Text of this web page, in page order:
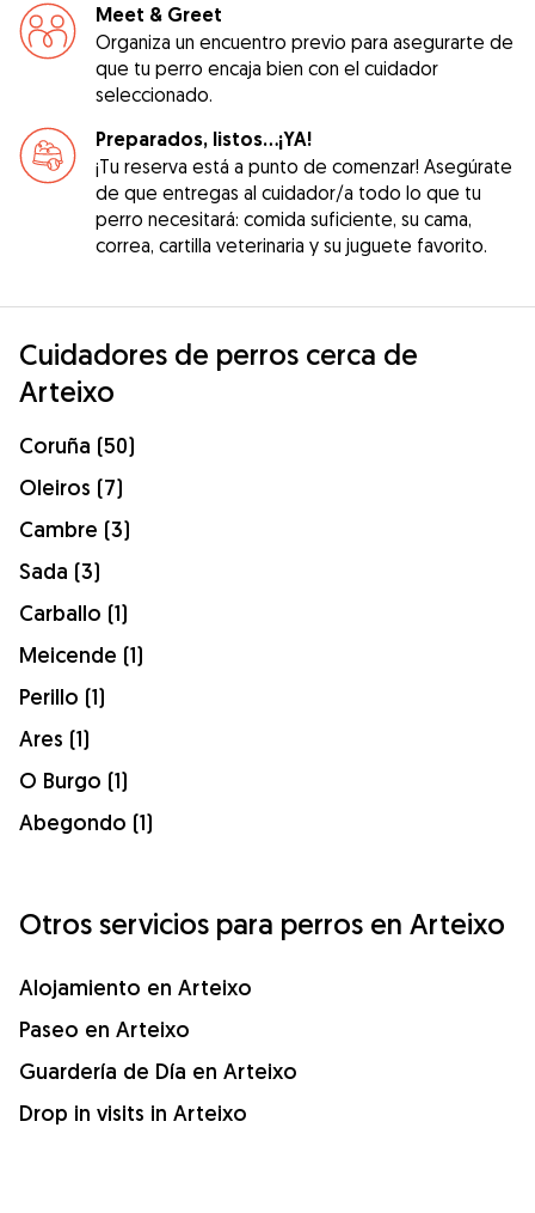
Meet & Greet
Organiza un encuentro previo para asegurarte de
que tu perro encaja bien con el cuidador
seleccionado.
Preparados, listos...¡YA!
¡Tu reserva está a punto de comenzar! Asegúrate
de que entregas al cuidador/a todo lo que tu
perro necesitará: comida suficiente, su cama,
correa, cartilla veterinaria y su juguete favorito.
Cuidadores de perros cerca de
Arteixo
Coruña (50)
Oleiros (7)
Cambre (3)
Sada (3)
Carballo (1)
Meicende (1)
Perillo (1)
Ares (1)
O Burgo (1)
Abegondo (1)
Otros servicios para perros en Arteixo
Alojamiento en Arteixo
Paseo en Arteixo
Guardería de Día en Arteixo
Drop in visits in Arteixo